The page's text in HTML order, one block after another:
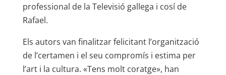
professional de la Televisió gallega i cosí de
Rafael.
Els autors van finalitzar felicitant l’organització
de l’certamen i el seu compromís i estima per
l’art i la cultura. «Tens molt coratge», han